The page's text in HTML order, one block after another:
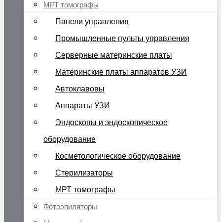
МРТ томографы
Панели управления
Промышленные пульты управления
Серверные материнские платы
Материнские платы аппаратов УЗИ
Автоклавовы
Аппараты УЗИ
Эндоскопы и эндоскопическое
оборудование
Косметологическое оборудование
Стерилизаторы
МРТ томографы
Фотоэпиляторы